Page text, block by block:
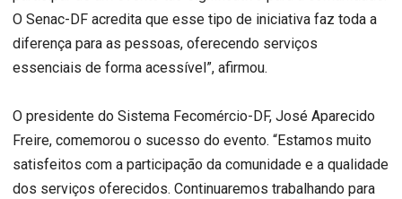
O Senac-DF acredita que esse tipo de iniciativa faz toda a
diferença para as pessoas, oferecendo serviços
essenciais de forma acessível”, afirmou.
O presidente do Sistema Fecomércio-DF, José Aparecido
Freire, comemorou o sucesso do evento. “Estamos muito
satisfeitos com a participação da comunidade e a qualidade
dos serviços oferecidos. Continuaremos trabalhando para